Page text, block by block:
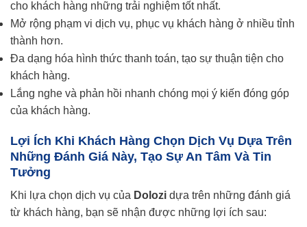
cho khách hàng những trải nghiệm tốt nhất.
Mở rộng phạm vi dịch vụ, phục vụ khách hàng ở nhiều tỉnh
thành hơn.
Đa dạng hóa hình thức thanh toán, tạo sự thuận tiện cho
khách hàng.
Lắng nghe và phản hồi nhanh chóng mọi ý kiến đóng góp
của khách hàng.
Lợi Ích Khi Khách Hàng Chọn Dịch Vụ Dựa Trên
Những Đánh Giá Này, Tạo Sự An Tâm Và Tin
Tưởng
Khi lựa chọn dịch vụ của Dolozi dựa trên những đánh giá
từ khách hàng, bạn sẽ nhận được những lợi ích sau: